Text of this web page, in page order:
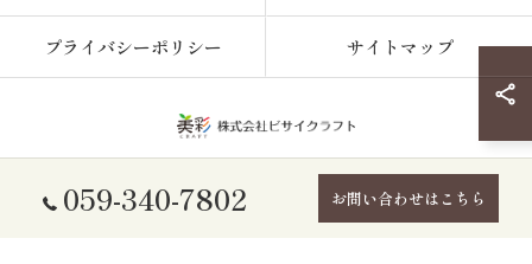
059-340-7802 お問い合わせはこちら
プライバシーポリシー サイトマップ
© 2026 三重県の外壁塗装なら株式会社ビサイクラフト ALL RIGHTS
RESERVED.